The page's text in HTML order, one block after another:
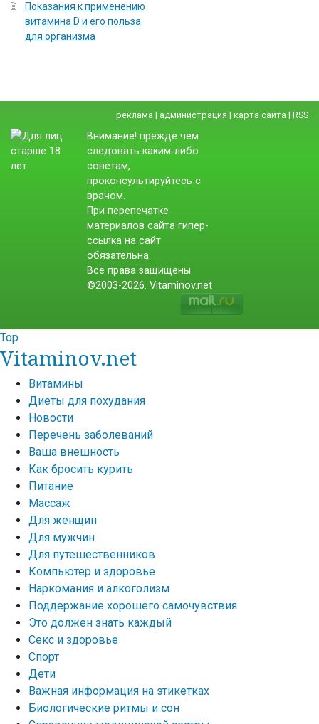
Показания к применению
витамина D и его польза
для организма
реклама | администрация | карта сайта | RSS
Внимание! прежде чем
следовать каким-либо
советам,
проконсультируйтесь с
врачом.
При перепечатке
материалов сайта гипер-
ссылка на сайт
обязательна.
Все права защищены
©2003-2026. Vitaminov.net
Top
Vitaminov.net
Витамины
Диеты для похудания
Новости
Перечень заболеваний
Ваша внешность
Как бросить курить
Питание
Массаж
Для женщин
Для мужчин
Для путешественников
Компьютер и здоровье
Наркомания и алкоголизм
Поддержание хорошего самочувствия
Это должен знать каждый
Секс и здоровье
Спорт
Дети
Важная информация на этикетках
Биологические ритмы и сон